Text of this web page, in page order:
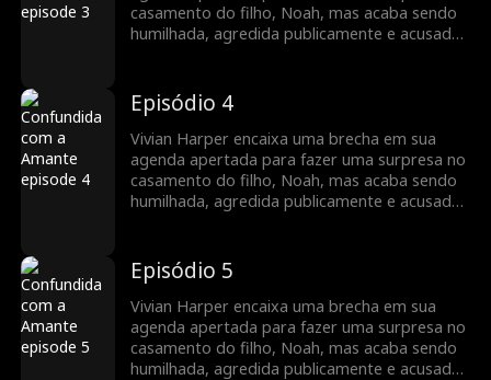
tempo.
casamento do filho, Noah, mas acaba sendo
humilhada, agredida publicamente e acusada
família Harper se vê à beira do colapso. Em
um mundo onde manter as aparências é
essencial, um único erro pode destruir tudo…
e revelar mentiras guardadas por muito
tempo.
Episódio 4
Vivian Harper encaixa uma brecha em sua
agenda apertada para fazer uma surpresa no
casamento do filho, Noah, mas acaba sendo
humilhada, agredida publicamente e acusada
família Harper se vê à beira do colapso. Em
um mundo onde manter as aparências é
essencial, um único erro pode destruir tudo…
e revelar mentiras guardadas por muito
tempo.
Episódio 5
Vivian Harper encaixa uma brecha em sua
agenda apertada para fazer uma surpresa no
casamento do filho, Noah, mas acaba sendo
humilhada, agredida publicamente e acusada